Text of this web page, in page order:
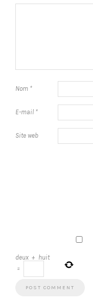
Nom *
E-mail *
Site web
deux + huit
=